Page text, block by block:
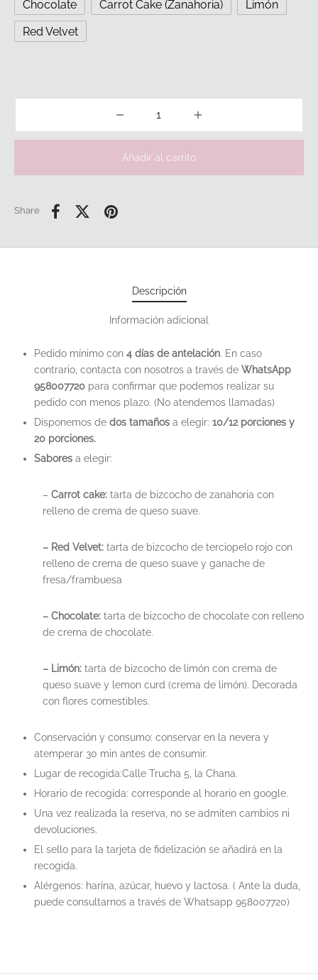
Chocolate Carrot Cake (Zanahoria)
Limón
Red Velvet
Añadir al carrito
Share
Descripción
Información adicional
Pedido mínimo con 4 días de antelación. En caso
contrario, contacta con nosotros a través de WhatsApp
958007720para confirmar que podemos realizar su
pedido con menos plazo. (No atendemos llamadas)
Disponemos de dos tamañosa elegir: 10/12 porciones y
20 porciones.
Saboresa elegir:
– Carrot cake: tarta de bizcocho de zanahoria con
relleno de crema de queso suave.
– Red Velvet: tarta de bizcocho de terciopelo rojo con
relleno de crema de queso suave y ganache de
fresa/frambuesa
– Chocolate: tarta de bizcocho de chocolate con relleno
de crema de chocolate.
– Limón: tarta de bizcocho de limón con crema de
queso suave y lemon curd (crema de limón). Decorada
con flores comestibles.
Conservación y consumo: conservar en la nevera y
atemperar 30 min antes de consumir.
Lugar de recogida:Calle Trucha 5, la Chana.
Horario de recogida: corresponde al horario en google.
Una vez realizada la reserva, no se admiten cambios ni
devoluciones.
El sello para la tarjeta de fidelización se añadirá en la
recogida.
Alérgenos: harina, azúcar, huevo y lactosa. ( Ante la duda,
puede consultarnos a través de Whatsapp 958007720)